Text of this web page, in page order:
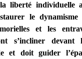
liberté individuelle
le dynamisme
et les
s’incliner
et doit guider